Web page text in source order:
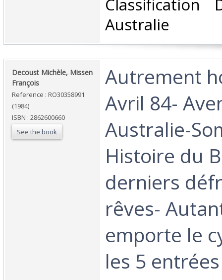
Classification
Australie‎
‎Decoust Michèle, Missen
François‎
Reference : RO30358991
(1984)
ISBN : 2862600660
See the book
‎Autrement
Avril 84-
Australie-
Histoire du
derniers
rêves-
emporte le
les 5